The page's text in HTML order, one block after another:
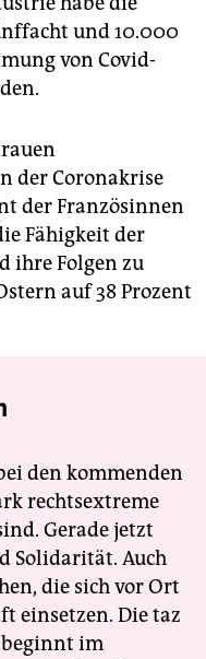
und 10.000
von Covid-
der Coronakrise
der Französinnen
Fähigkeit der
ihre Folgen zu
auf 38 Prozent
den kommenden
rechtsextreme
Gerade jetzt
Solidarität. Auch
die sich vor Ort
einsetzen. Die taz
im